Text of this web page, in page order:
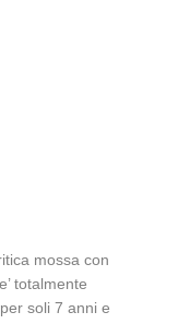
mossa con
totalmente
soli 7 anni e